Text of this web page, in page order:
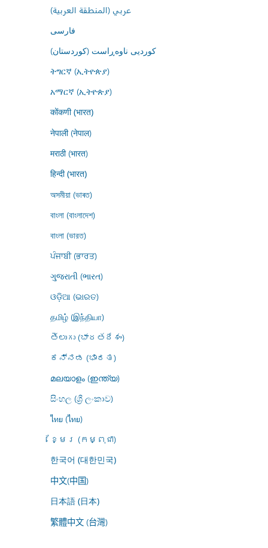
عربي (المنطقة العربية)
فارسى
کوردیی ناوەڕاست (کوردستان)
ትግርኛ (ኢትዮጵያ)
አማርኛ (ኢትዮጵያ)
कोंकणी (भारत)
नेपाली (नेपाल)
मराठी (भारत)
हिन्दी (भारत)
অসমীয়া (ভাৰত)
বাংলা (বাংলাদেশ)
বাংলা (ভারত)
ਪੰਜਾਬੀ (ਭਾਰਤ)
ગુજરાતી (ભારત)
ଓଡ଼ିଆ (ଭାରତ)
தமிழ் (இந்தியா)
తెలుగు (భారతదేశం)
ಕನ್ನಡ (ಭಾರತ)
മലയാളം (ഇന്ത്യ)
සිංහල (ශ්‍රී ලංකාව)
ไทย (ไทย)
ខ្មែរ (កម្ពុជា)
한국어 (대한민국)
中文(中国)
日本語 (日本)
繁體中文 (台灣)